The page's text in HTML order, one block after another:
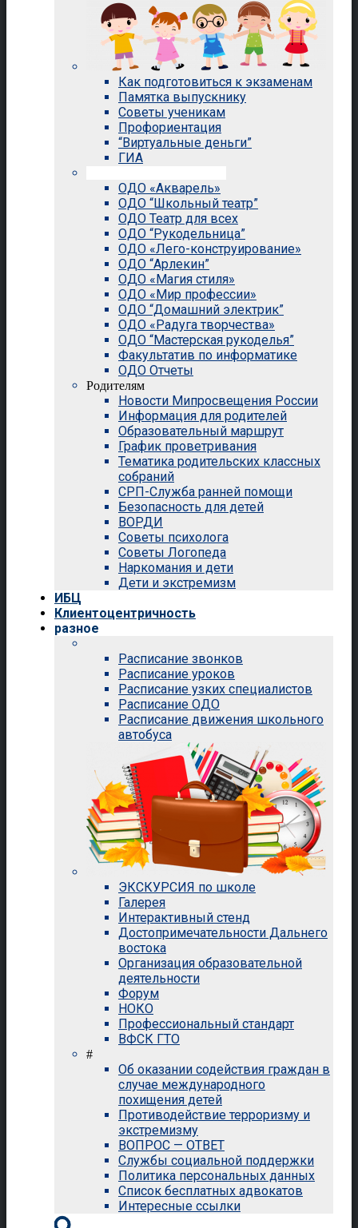
Как подготовиться к экзаменам
Памятка выпускнику
Советы ученикам
Профориентация
“Виртуальные деньги”
ГИА
ОДО «Акварель»
ОДО “Школьный театр”
ОДО Театр для всех
ОДО “Рукодельница”
ОДО «Лего-конструирование»
ОДО “Арлекин”
ОДО «Магия стиля»
ОДО «Мир профессии»
ОДО “Домашний электрик”
ОДО «Радуга творчества»
ОДО “Мастерская рукоделья”
Факультатив по информатике
ОДО Отчеты
Родителям
Новости Мипросвещения России
Информация для родителей
Образовательный маршрут
График проветривания
Тематика родительских классных
собраний
СРП-Служба ранней помощи
Безопасность для детей
ВОРДИ
Советы психолога
Советы Логопеда
Наркомания и дети
Дети и экстремизм
ИБЦ
Клиентоцентричность
разное
Расписание звонков
Расписание уроков
Расписание узких специалистов
Расписание ОДО
Расписание движения школьного
автобуса
ЭКСКУРСИЯ по школе
Галерея
Интерактивный стенд
Достопримечательности Дальнего
востока
Организация образовательной
деятельности
Форум
НОКО
Профессиональный стандарт
ВФСК ГТО
#
Об оказании содействия граждан в
случае международного
похищения детей
Противодействие терроризму и
экстремизму
ВОПРОС — ОТВЕТ
Службы социальной поддержки
Политика персональных данных
Список бесплатных адвокатов
Интересные ссылки